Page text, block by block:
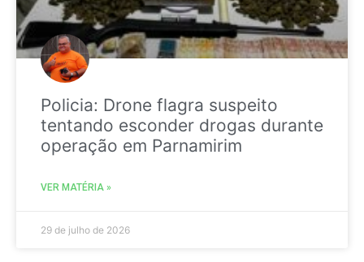
Policia: Drone flagra suspeito
tentando esconder drogas durante
operação em Parnamirim
VER MATÉRIA »
29 de julho de 2026